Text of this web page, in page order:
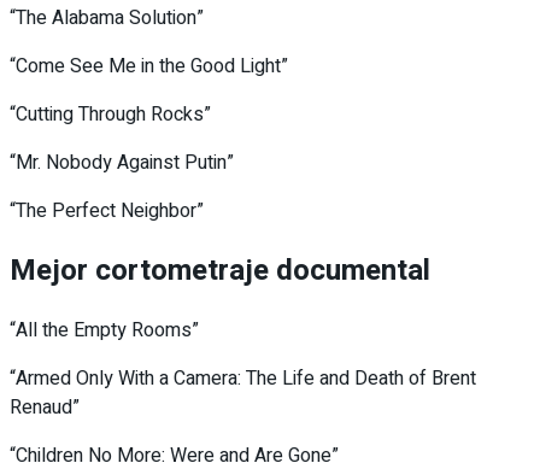
“The Alabama Solution”
“Come See Me in the Good Light”
“Cutting Through Rocks”
“Mr. Nobody Against Putin”
“The Perfect Neighbor”
Mejor cortometraje documental
“All the Empty Rooms”
“Armed Only With a Camera: The Life and Death of Brent
Renaud”
“Children No More: Were and Are Gone”